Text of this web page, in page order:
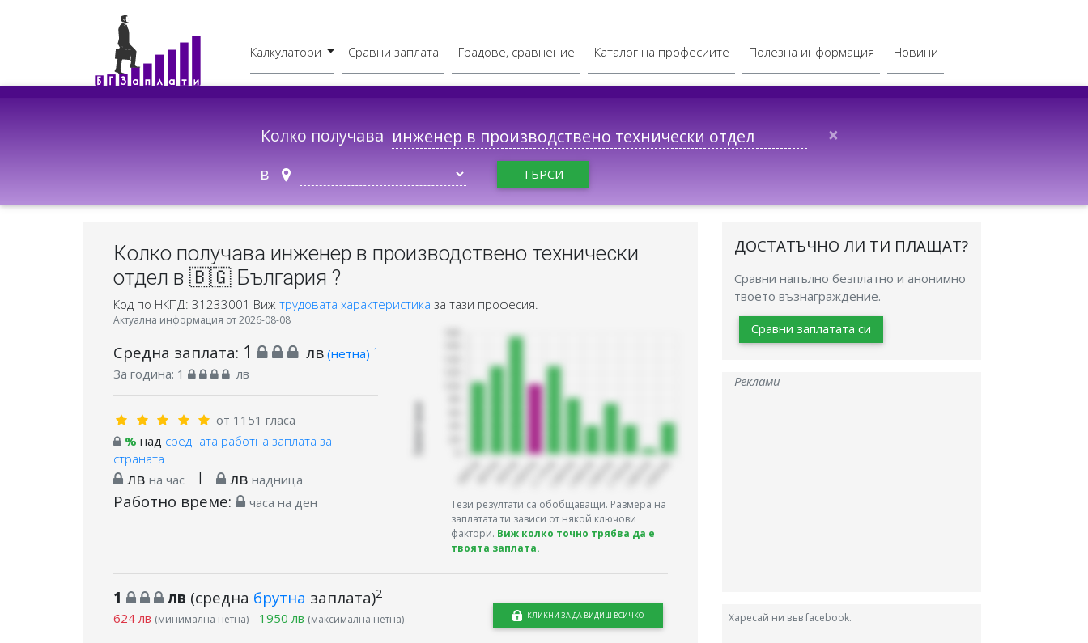
Калкулатори Сравни заплата Градове, сравнение Каталог на професиите Полезна информация Новини
Колко получава ×
в ТЪРСИ
Колко получава инженер в производствено технически
отдел в 🇧🇬 България ?
Код по НКПД: 31233001 Виж трудовата характеристика за тази професия.
Актуална информация от 2026-08-08
Средна заплата: 1 лв (нетна) 1
За година: 1 лв
от 1151 гласа
% над средната работна заплата за
страната
лв на час | лв надница
Работно време: часа на ден
Тези резултати са обобщаващи. Размера на
заплатата ти зависи от някой ключови
фактори. Виж колко точно трябва да е
твоята заплата.
1 лв (средна брутна заплата)2
624 лв (минимална нетна)- 1950 лв (максимална нетна) КЛИКНИ ЗА ДА ВИДИШ ВСИЧКО
ДОСТАТЪЧНО ЛИ ТИ ПЛАЩАТ?
Сравни напълно безплатно и анонимно
твоето възнаграждение.
Сравни заплатата си
Реклами
Харесай ни във facebook.